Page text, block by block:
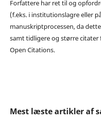
Forfattere har ret til og
(f.eks. i institutionslagre eller
manuskriptprocessen, da
samt tidligere og større
Open Citations.
Mest læste artikler af